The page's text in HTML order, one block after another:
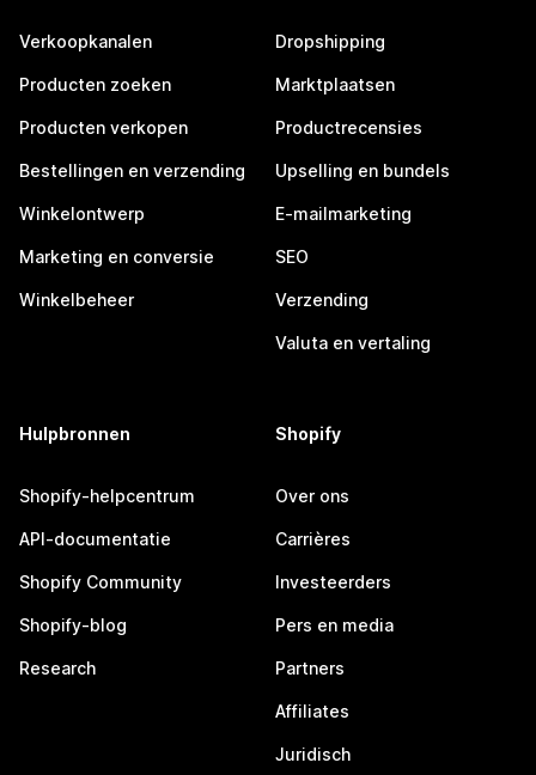
Verkoopkanalen
Producten zoeken
Producten verkopen
Bestellingen en verzending
Winkelontwerp
Marketing en conversie
Winkelbeheer
Dropshipping
Marktplaatsen
Productrecensies
Upselling en bundels
E-mailmarketing
SEO
Verzending
Valuta en vertaling
Hulpbronnen
Shopify-helpcentrum
API-documentatie
Shopify Community
Shopify-blog
Research
Shopify
Over ons
Carrières
Investeerders
Pers en media
Partners
Affiliates
Juridisch